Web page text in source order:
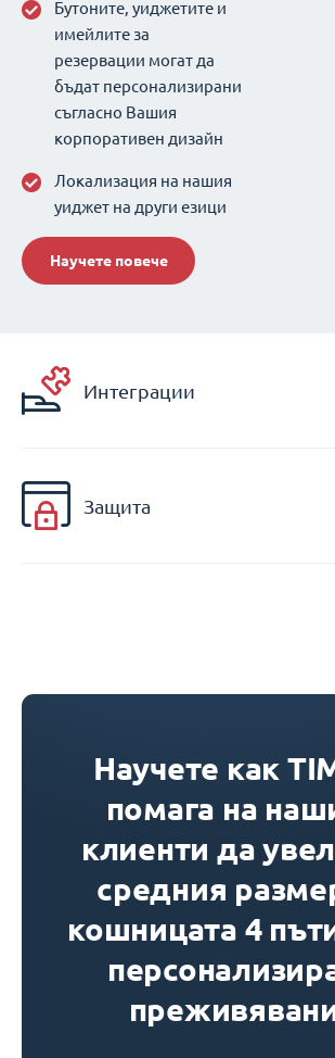
Бутоните, уиджетите и
имейлите за
резервации могат да
бъдат персонализирани
съгласно Вашия
корпоративен дизайн
Локализация на нашия
уиджет на други езици
Научете повече
Интеграции
Защита
Научете как
помага на
клиенти да
средния
кошницата 4